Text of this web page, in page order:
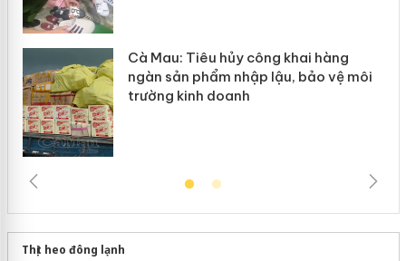
Cà Mau: Tiêu hủy công khai hàng
ngàn sản phẩm nhập lậu, bảo vệ môi
trường kinh doanh
Thịt heo đông lạnh